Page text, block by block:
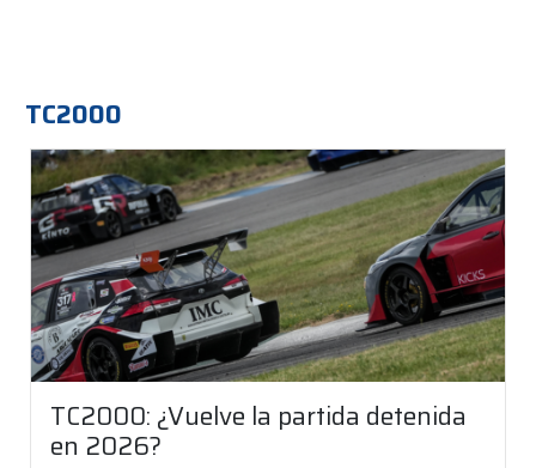
TC2000
TC2000: ¿Vuelve la partida detenida
en 2026?